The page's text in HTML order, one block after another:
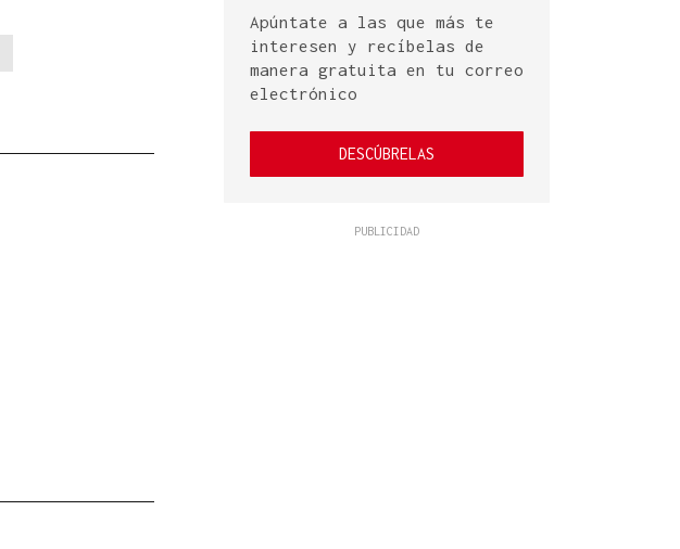
Apúntate a las que más te
interesen y recíbelas de
manera gratuita en tu correo
electrónico
DESCÚBRELAS